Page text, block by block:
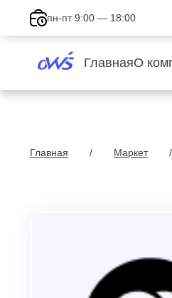
пн-пт 9:00 — 18:00
ГлавнаяО
Главная Маркет